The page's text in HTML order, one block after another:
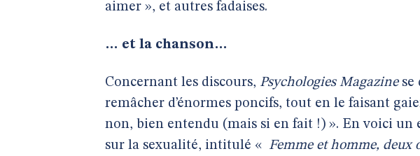
aimer », et autres fadaises.
… et la chanson…
Concernant les discours, Psychologies Magazinese
remâcher d’énormes poncifs, tout en le faisant
non, bien entendu (mais si en fait !) ». En voici un
sur la sexualité, intitulé « Femme et homme, deux